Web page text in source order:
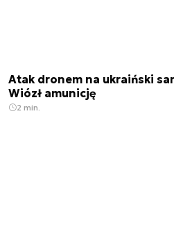
Atak dronem na ukraiński
Wiózł amunicję
2 min.